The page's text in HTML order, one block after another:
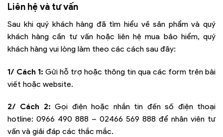
Liên hệ và tư vấn
Sau khi quý khách hàng đã tìm hiểu về sản phẩm và quý
khách hàng cần tư vấn hoặc liên hệ mua bảo hiểm, quý
khách hàng vui lòng làm theo các cách sau đây:
1/ Cách 1: Gửi hỗ trợ hoặc thông tin qua các form trên bài
viết hoặc website.
2/ Cách 2: Gọi điện hoặc nhắn tin đến số điện thoại
hotline: 0966 490 888 – 02466 569 888 để nhân viên tư
vấn và giải đáp các thắc mắc.